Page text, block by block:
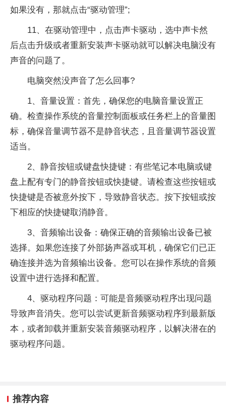
如果没有，那就点击“驱动管理”;
11、在驱动管理中，点击声卡驱动，选中声卡然
后点击升级或者重新安装声卡驱动就可以解决电脑没有
声音的问题了。
电脑突然没声音了怎么回事?
1、音量设置：首先，确保您的电脑音量设置正
确。检查操作系统的音量控制面板或任务栏上的音量图
标，确保音量调节器不是静音状态，且音量调节器设置
适当。
2、静音按钮或键盘快捷键：有些笔记本电脑或键
盘上配有专门的静音按钮或快捷键。请检查这些按钮或
快捷键是否被意外按下，导致静音状态。按下按钮或按
下相应的快捷键取消静音。
3、音频输出设备：确保正确的音频输出设备已被
选择。如果您连接了外部扬声器或耳机，确保它们已正
确连接并选为音频输出设备。您可以在操作系统的音频
设置中进行选择和配置。
4、驱动程序问题：可能是音频驱动程序出现问题
导致声音消失。您可以尝试更新音频驱动程序到最新版
本，或者卸载并重新安装音频驱动程序，以解决潜在的
驱动程序问题。
推荐内容